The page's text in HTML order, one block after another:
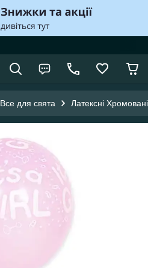
Все для свята Латексні Хромовані